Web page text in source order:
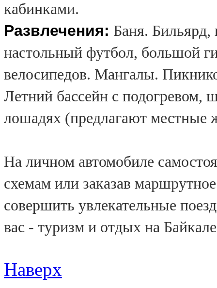
кабинками.
Развлечения: Баня. Бильярд,
настольный футбол, большой
велосипедов. Мангалы.
Летний бассейн с подогревом,
лошадях (предлагают местные
На личном автомобиле
схемам или заказав
совершить увлекательные
вас - туризм и отдых на
Наверх